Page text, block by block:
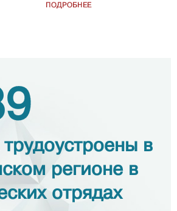
ПОДРОБНЕЕ
трудоустроены в
регионе в
отрядах